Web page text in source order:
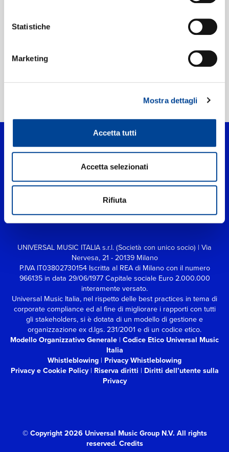
Statistiche
Marketing
Mostra dettagli
Accetta tutti
Accetta selezionati
Rifiuta
Wu Sheng De Xin Jian
UNIVERSAL MUSIC ITALIA s.r.l. (Società con unico socio) | Via
Nervesa, 21 - 20139 Milano
P.IVA IT03802730154 Iscritta al REA di Milano con il numero
966135 in data 29/06/1977 Capitale sociale Euro 2.000.000
interamente versato.
Universal Music Italia, nel rispetto delle best practices in tema di
corporate compliance ed al fine di migliorare i rapporti con tutti
gli stakeholders, si è dotata di un modello di gestione e
organizzazione ex d.lgs. 231/2001 e di un codice etico.
Modello Organizzativo Generale | Codice Etico Universal Music
Italia
Whistleblowing | Privacy Whistleblowing
Privacy e Cookie Policy| Riserva diritti | Diritti dell’utente sulla
Privacy
© Copyright 2026 Universal Music Group N.V. All rights
reserved. Credits